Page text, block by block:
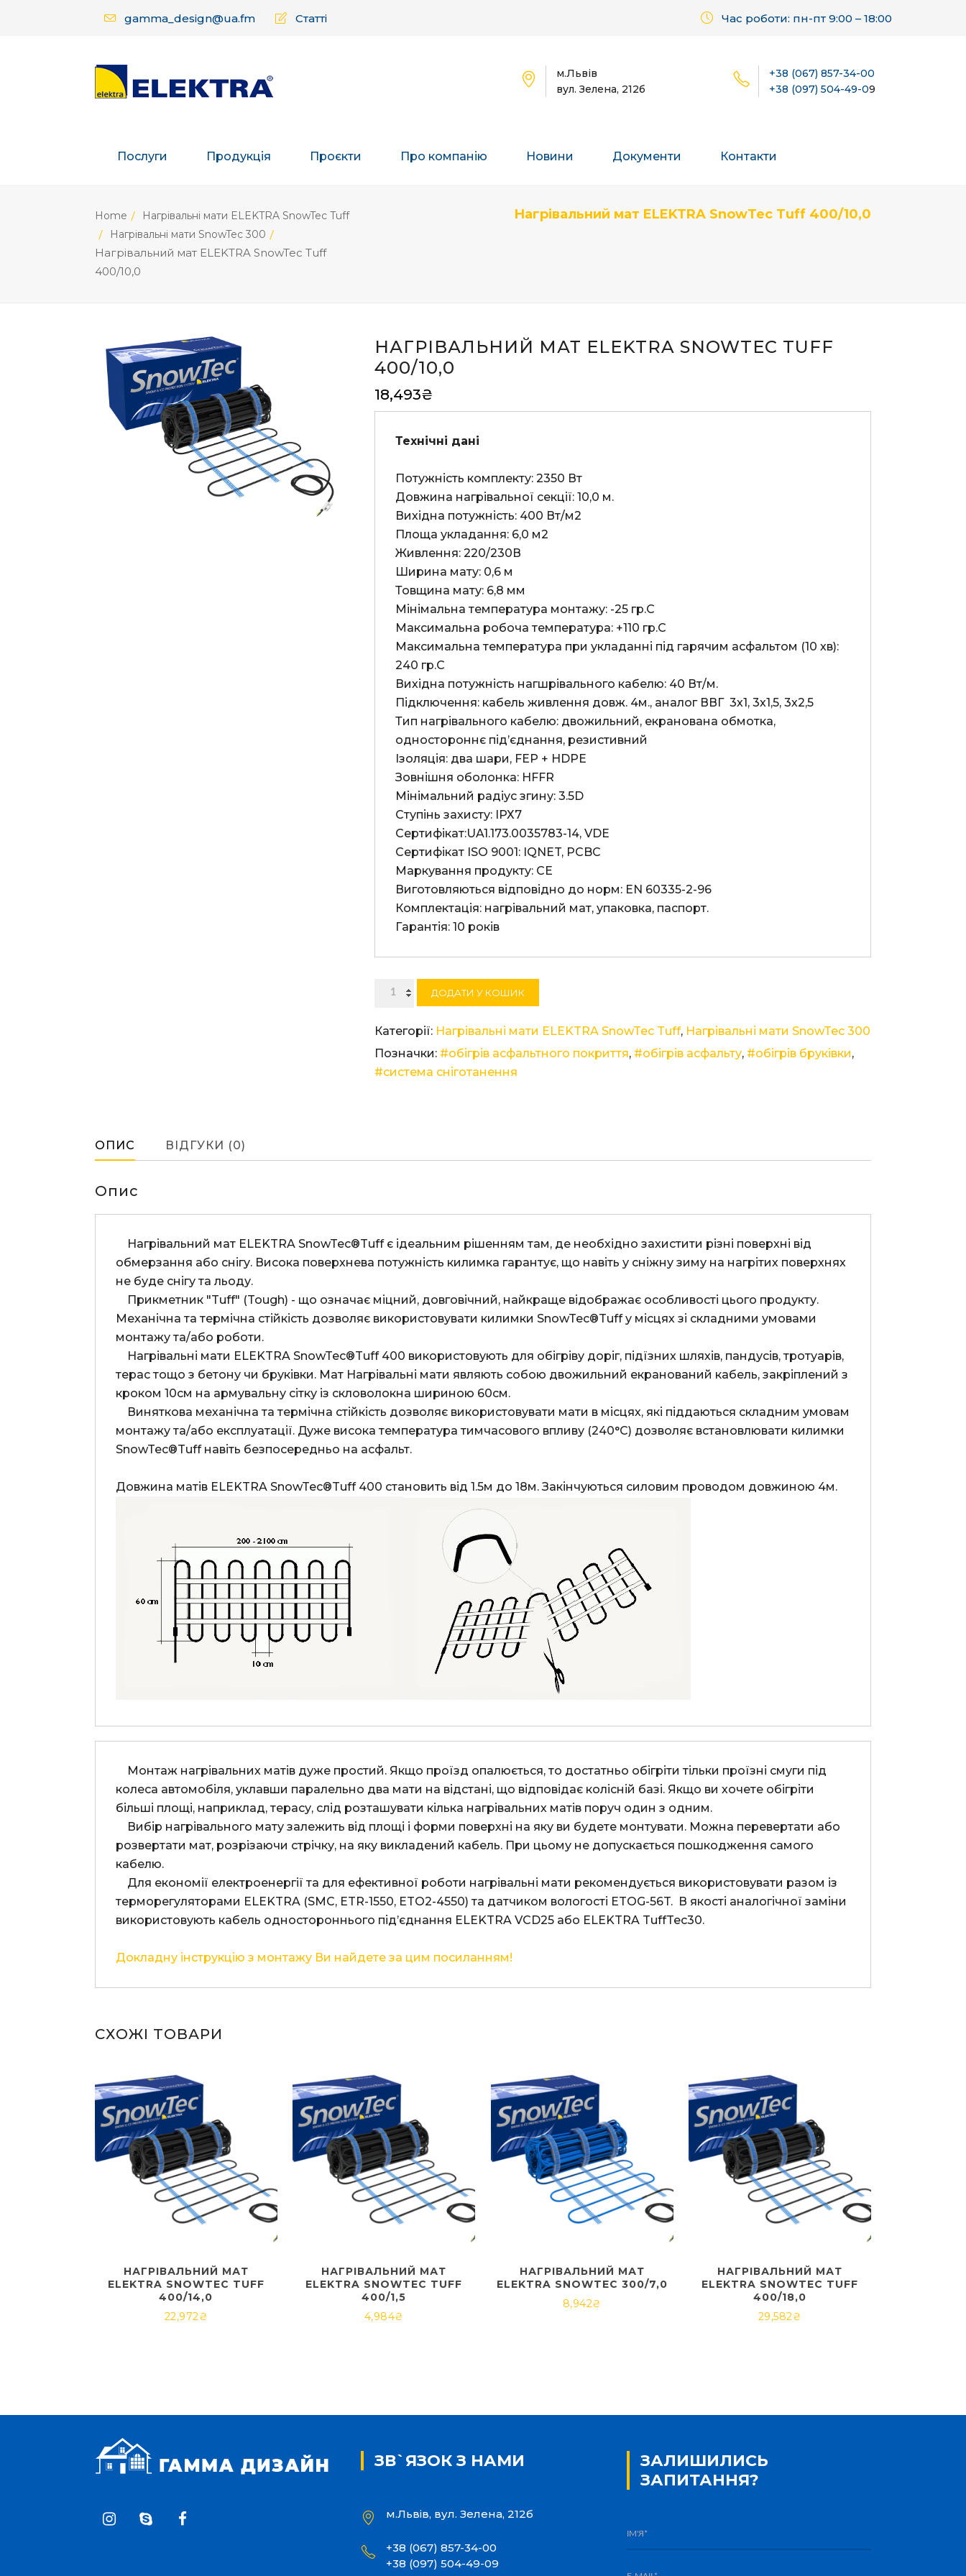
gamma_design@ua.fm Статті Час роботи: пн-пт 9:00 – 18:00
м.Львів
вул. Зелена, 212б
+38 (067) 857-34-00
+38 (097) 504-49-09
Послуги Продукція Проєкти Про компанію Новини Документи Контакти
Нагрівальний мат ELEKTRA SnowTec Tuff 400/10,0
Home
Нагрівальні мати ELEKTRA SnowTec Tuff
Нагрівальні мати SnowTec 300
Нагрівальний мат ELEKTRA SnowTec Tuff
400/10,0
НАГРІВАЛЬНИЙ МАТ ELEKTRA SNOWTEC TUFF
400/10,0
18,493₴
Технічні дані
Потужність комплекту: 2350 Вт
Довжина нагрівальної секції: 10,0 м.
Вихідна потужність: 400 Вт/м2
Площа укладання: 6,0 м2
Живлення: 220/230В
Ширина мату: 0,6 м
Товщина мату: 6,8 мм
Мінімальна температура монтажу: -25 гр.С
Максимальна робоча температура: +110 гр.С
Максимальна температура при укладанні під гарячим асфальтом (10 хв):
240 гр.С
Вихідна потужність нагшрівального кабелю: 40 Вт/м.
Підключення: кабель живлення довж. 4м., аналог ВВГ  3х1, 3х1,5, 3х2,5
Тип нагрівального кабелю: двожильний, екранована обмотка,
одностороннє під’єднання, резистивний
Ізоляція: два шари, FEP + HDPE
Зовнішня оболонка: HFFR
Мінімальний радіус згину: 3.5D
Ступінь захисту: ІРХ7
Сертифікат:UA1.173.0035783-14, VDE
Сертифікат ISO 9001: IQNET, PCBC
Маркування продукту: СЕ
Виготовляються відповідно до норм: EN 60335-2-96
Комплектація: нагрівальний мат, упаковка, паспорт.
Гарантія: 10 років
Нагрівальний
ELEKTRA
ДОДАТИ У КОШИК
Категорії: Нагрівальні мати ELEKTRA SnowTec Tuff, Нагрівальні мати SnowTec 300
Позначки: #обігрів асфальтного покриття, #обігрів асфальту, #обігрів бруківки,
#система сніготанення
ОПИС ВІДГУКИ (0)
Опис
обмерзання або снігу. Висока поверхнева потужність килимка гарантує, що навіть у сніжну зиму на нагрітих поверхнях
не буде снігу та льоду.
Механічна та термічна стійкість дозволяє використовувати килимки SnowTec®Tuff у місцях зі складними умовами
монтажу та/або роботи.
терас тощо з бетону чи бруківки. Мат Нагрівальні мати являють собою двожильний екранований кабель, закріплений з
монтажу та/або експлуатації. Дуже висока температура тимчасового впливу (240°C) дозволяє встановлювати килимки
SnowTec®Tuff навіть безпосередньо на асфальт.
Довжина матів ELEKTRA SnowTec®Tuff 400 становить від 1.5м до 18м. Закінчуються силовим проводом довжиною 4м.
колеса автомобіля, уклавши паралельно два мати на відстані, що відповідає колісній базі. Якщо ви хочете обігріти
більші площі, наприклад, терасу, слід розташувати кілька нагрівальних матів поруч один з одним.
розвертати мат, розрізаючи стрічку, на яку викладений кабель. При цьому не допускається пошкодження самого
кабелю.
терморегуляторами ELEKTRA (SMC, ETR-1550, ETO2-4550) та датчиком вологості ETOG-56T.  В якості аналогічної заміни
використовують кабель одностороннього під’єднання ELEKTRA VCD25 або ELEKTRA TuffTec30.
Докладну інструкцію з монтажу Ви найдете за цим посиланням!
СХОЖІ ТОВАРИ
НАГРІВАЛЬНИЙ МАТ
ELEKTRA SNOWTEC TUFF
400/14,0
22,972₴
НАГРІВАЛЬНИЙ МАТ
ELEKTRA SNOWTEC TUFF
400/1,5
4,984₴
НАГРІВАЛЬНИЙ МАТ
ELEKTRA SNOWTEC 300/7,0
8,942₴
НАГРІВАЛЬНИЙ МАТ
ELEKTRA SNOWTEC TUFF
400/18,0
29,582₴
ЗВ`ЯЗОК З НАМИ
м.Львів, вул. Зелена, 212б
+38 (067) 857-34-00
+38 (097) 504-49-09
ЗАЛИШИЛИСЬ
ЗАПИТАННЯ?